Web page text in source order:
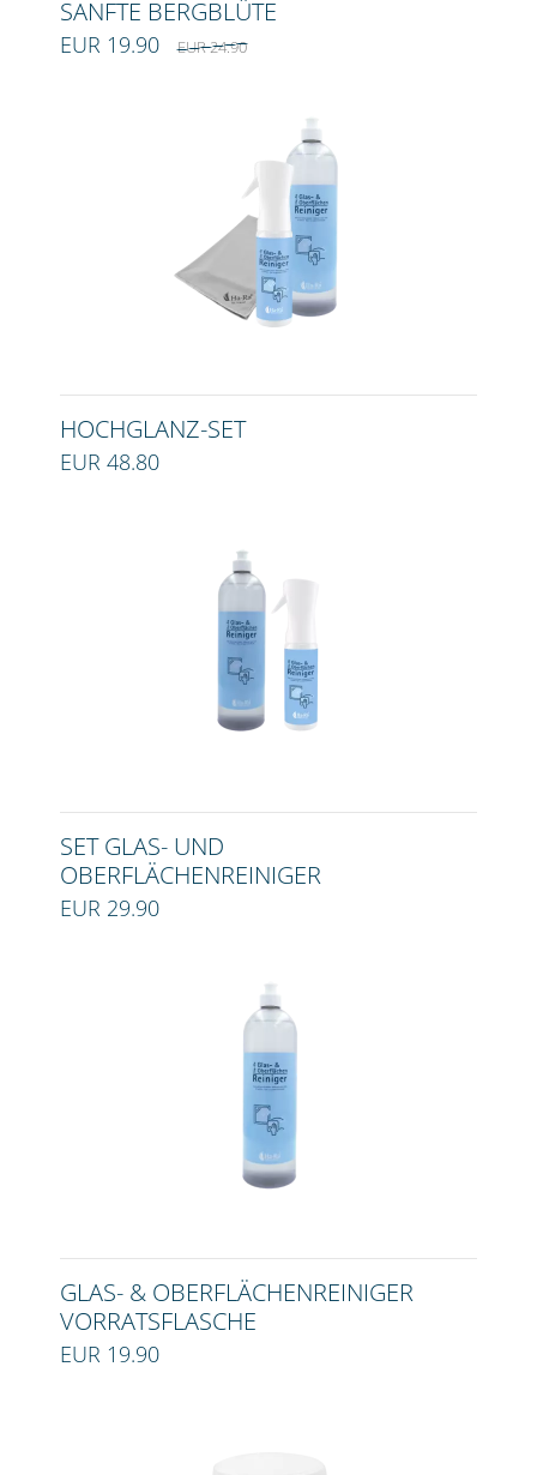
SANFTE BERGBLÜTE
EUR 19.90EUR 24.90
HOCHGLANZ-SET
EUR 48.80
SET GLAS- UND
OBERFLÄCHENREINIGER
EUR 29.90
GLAS- & OBERFLÄCHENREINIGER
VORRATSFLASCHE
EUR 19.90